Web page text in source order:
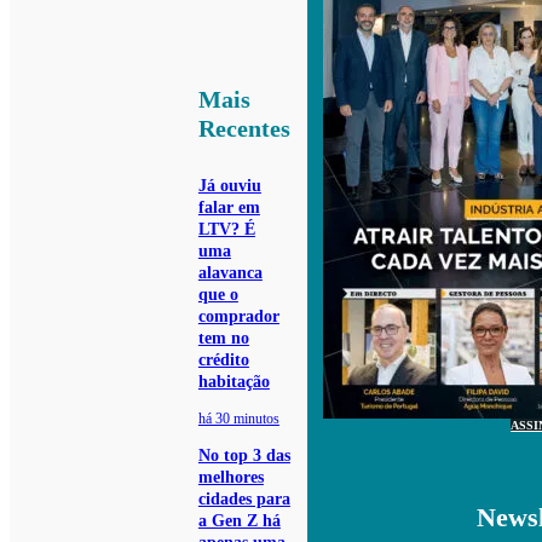
Mais
Recentes
Já ouviu
falar em
LTV? É
uma
alavanca
que o
comprador
tem no
crédito
habitação
há 30 minutos
No top 3 das
melhores
cidades para
a Gen Z há